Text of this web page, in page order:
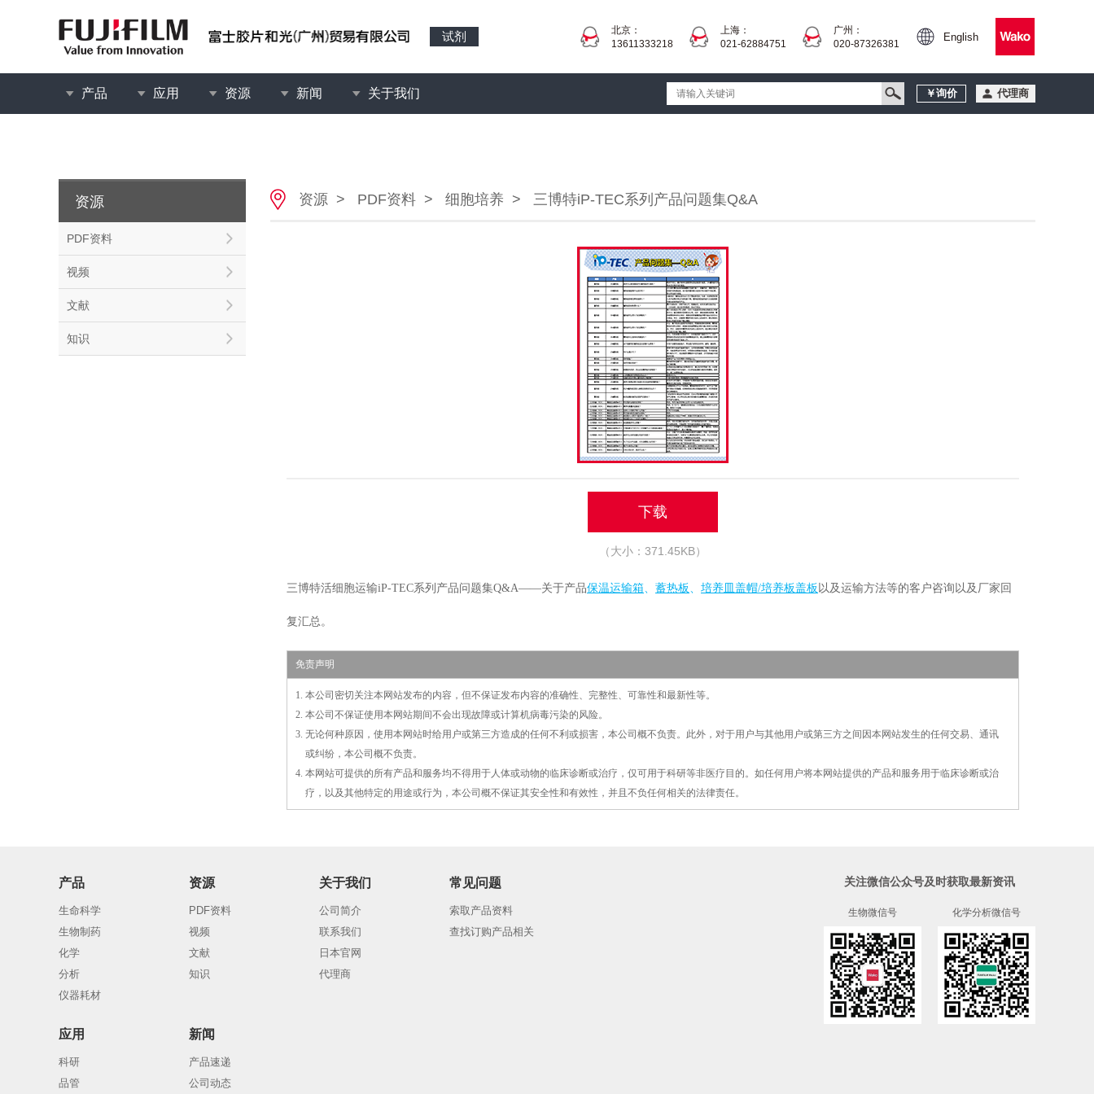
试剂
北京：
13611333218
上海：
021-62884751
广州：
020-87326381
English
产品 应用 资源 新闻 关于我们 ￥询价 代理商
资源
PDF资料
视频
文献
知识
资源 > PDF资料 > 细胞培养 > 三博特iP-TEC系列产品问题集Q&A
下载
（大小：371.45KB）
三博特活细胞运输iP-TEC系列产品问题集Q&A——关于产品保温运输箱、 蓄热板 、 培养皿盖帽/培养板盖板 以及运输方法等的客户咨询以及厂家回
复汇总。
免责声明
1. 本公司密切关注本网站发布的内容，但不保证发布内容的准确性、完整性、可靠性和最新性等。
2. 本公司不保证使用本网站期间不会出现故障或计算机病毒污染的风险。
3. 无论何种原因，使用本网站时给用户或第三方造成的任何不利或损害，本公司概不负责。此外，对于用户与其他用户或第三方之间因本网站发生的任何交易、通讯
或纠纷，本公司概不负责。
4. 本网站可提供的所有产品和服务均不得用于人体或动物的临床诊断或治疗，仅可用于科研等非医疗目的。如任何用户将本网站提供的产品和服务用于临床诊断或治
疗，以及其他特定的用途或行为，本公司概不保证其安全性和有效性，并且不负任何相关的法律责任。
产品
生命科学
生物制药
化学
分析
仪器耗材
资源
PDF资料
视频
文献
知识
关于我们
公司简介
联系我们
日本官网
代理商
常见问题
索取产品资料
查找订购产品相关
应用
科研
品管
新闻
产品速递
公司动态
关注微信公众号及时获取最新资讯
生物微信号 化学分析微信号